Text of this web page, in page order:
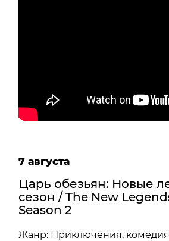
7 августа
Царь обезьян: Новые
сезон / The New
Season 2
Жанр: Приключения,